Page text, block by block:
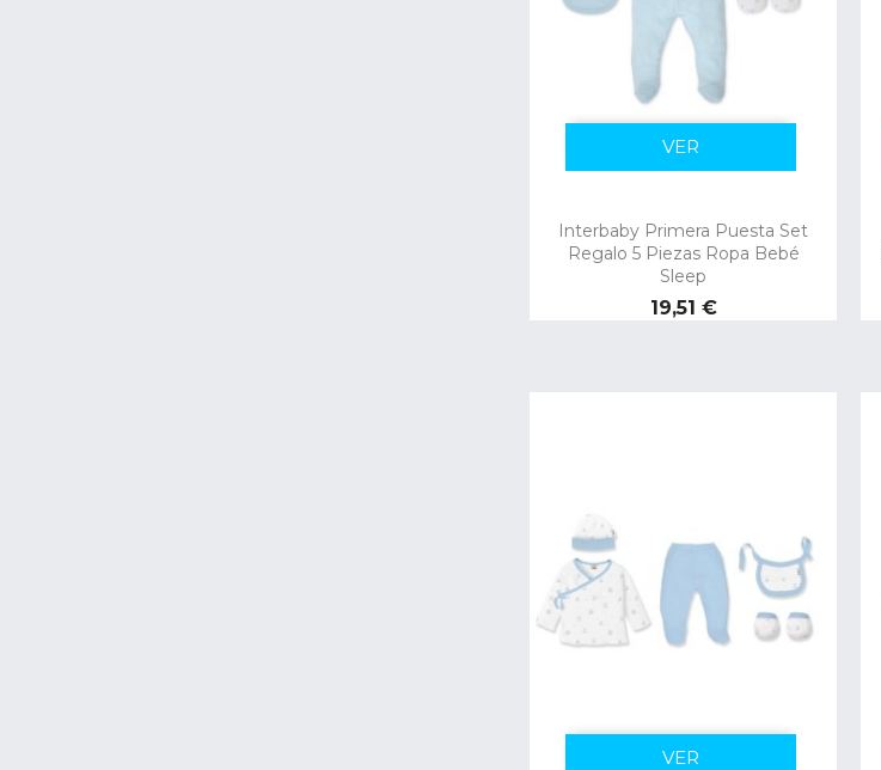
Interbaby Primera Puesta Set
Regalo 5 Piezas Ropa Bebé
Sleep
Precio
19,51 €
VER
VER